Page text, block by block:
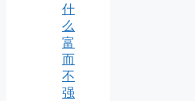
什
么
富
而
不
强